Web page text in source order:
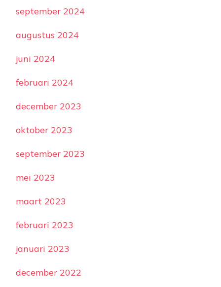
september 2024
augustus 2024
juni 2024
februari 2024
december 2023
oktober 2023
september 2023
mei 2023
maart 2023
februari 2023
januari 2023
december 2022